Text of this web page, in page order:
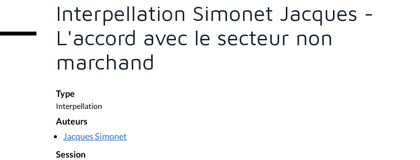
Interpellation Simonet Jacques -
L'accord avec le secteur non
marchand
Type
Interpellation
Auteurs
Jacques Simonet
Session